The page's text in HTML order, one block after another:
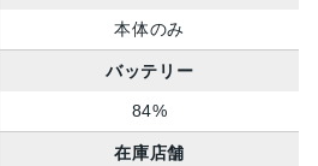
本体のみ
バッテリー
84%
在庫店舗